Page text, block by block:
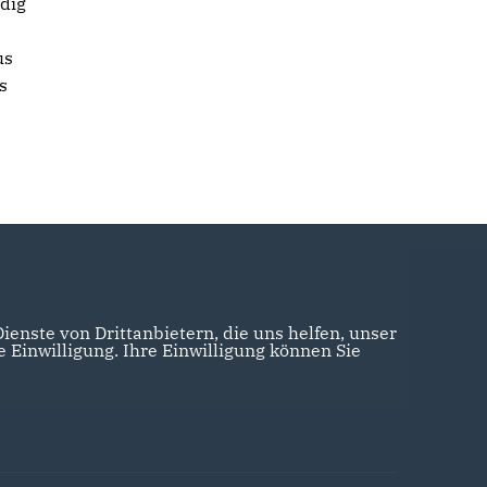
von Drittanbietern, die uns helfen, unser
Einwilligung. Ihre Einwilligung können Sie